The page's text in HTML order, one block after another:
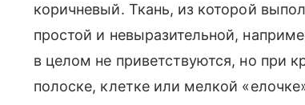
коричневый. Ткань, из которой
простой и невыразительной,
в целом не приветствуются, но при
полоске, клетке или мелкой